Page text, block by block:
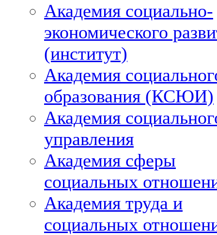
Академия социально-
экономического
(институт)
Академия
образования (КСЮИ)
Академия
управления
Академия сферы
социальных
Академия труда и
социальных